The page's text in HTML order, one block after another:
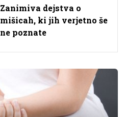
Zanimiva dejstva o
mišicah, ki jih verjetno še
ne poznate